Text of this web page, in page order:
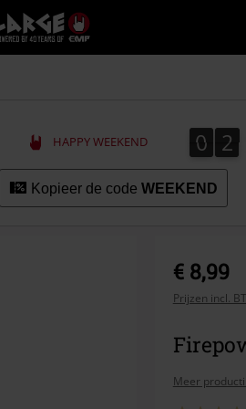
Large
–
Muziek-,
+
kleding
HAPPY WEEKEND 0
0 2
2
Kopieer de code WEEKEND
€ 8,99
Prijzen incl.
Meer